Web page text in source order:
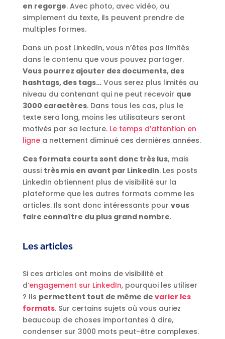
en regorge. Avec photo, avec vidéo, ou
simplement du texte, ils peuvent prendre de
multiples formes.
Dans un post LinkedIn, vous n’êtes pas limités
dans le contenu que vous pouvez partager.
Vous pourrez ajouter des documents, des
hashtags, des tags…Vous serez plus limités au
niveau du contenant qui ne peut recevoir que
3000 caractères. Dans tous les cas, plus le
texte sera long, moins les utilisateurs seront
motivés par sa lecture. Le temps d’attention en
lignea nettement diminué ces dernières années.
Ces formats courts sont donc très lus, mais
aussi très mis en avant par LinkedIn. Les posts
LinkedIn obtiennent plus de visibilité sur la
plateforme que les autres formats comme les
articles. Ils sont donc intéressants pour vous
faire connaître du plus grand nombre.
Les articles
Si ces articles ont moins de visibilité et
d‘engagement sur LinkedIn, pourquoi les utiliser
? Ils permettent tout de même de varier les
formats. Sur certains sujets où vous auriez
beaucoup de choses importantes à dire,
condenser sur 3000 mots peut-être complexes.